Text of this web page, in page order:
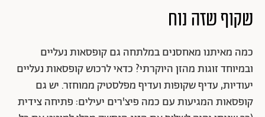
שקוף שזה נוח
כמה מאיתנו מאחסנים במלתחה גם קופסאות נעליים
ובמיוחד זוגות מהזן היוקרתי? כדאי לרכוש קופסאות נעליים
יעודיות, עדיף שקופות ועדיף מפלסטיק ממוחזר. יש גם
קופסאות המגיעות עם כמה פיצ'רים יעילים: פתיחה צידית